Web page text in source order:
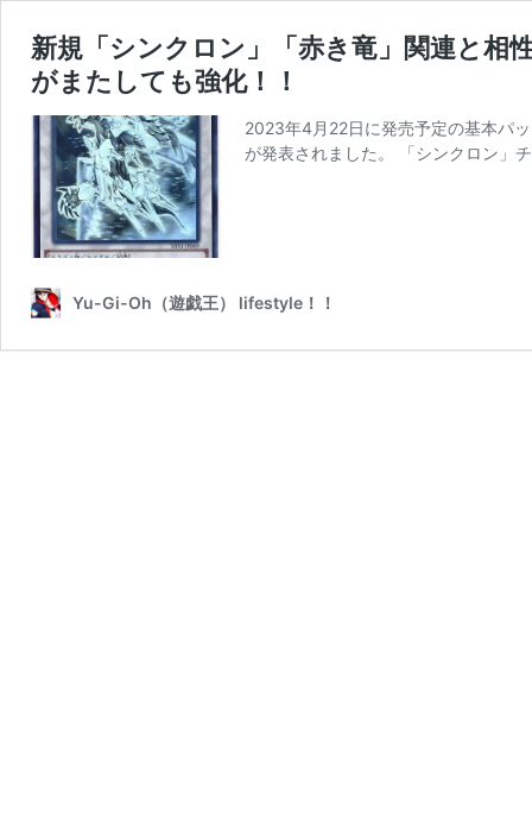
新規「シンクロン」「赤き竜」関連と相
がまたしても強化！！
2023年4月22日に発売予定の基本パ
が発表されました。 「シンクロン」
Yu-Gi-Oh（遊戯王） lifestyle！！